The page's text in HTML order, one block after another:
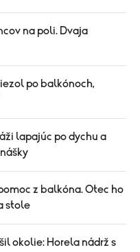
na poli. Dvaja
po balkónoch,
lapajúc po dychu a
z balkóna. Otec ho
stole
okolie: Horela nádrž s